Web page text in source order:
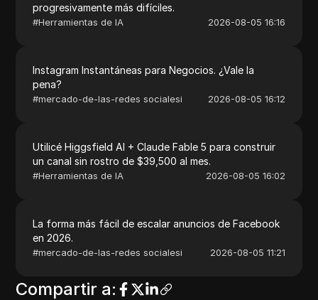
progresivamente más difíciles.
#Herramientas de IA 2026-08-05 16:16
Instagram Instantáneas para Negocios. ¿Vale la
pena?
#mercado-de-las-redes socialesi 2026-08-05 16:12
Utilicé Higgsfield AI + Claude Fable 5 para construir
un canal sin rostro de $39,500 al mes.
#Herramientas de IA 2026-08-05 16:02
La forma más fácil de escalar anuncios de Facebook
en 2026.
#mercado-de-las-redes socialesi 2026-08-05 11:21
Compartir a: